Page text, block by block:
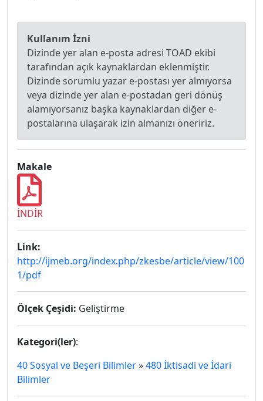
Kullanım İzni
Dizinde yer alan e-posta adresi TOAD ekibi
tarafından açık kaynaklardan eklenmiştir.
Dizinde sorumlu yazar e-postası yer almıyorsa
veya dizinde yer alan e-postadan geri dönüş
alamıyorsanız başka kaynaklardan diğer e-
postalarına ulaşarak izin almanızı öneririz.
Makale
İNDİR
Link:
http://ijmeb.org/index.php/zkesbe/article/view/100
1/pdf
Ölçek Çeşidi: Geliştirme
Kategori(ler):
40 Sosyal ve Beşeri Bilimler»480 İktisadi ve İdari
Bilimler